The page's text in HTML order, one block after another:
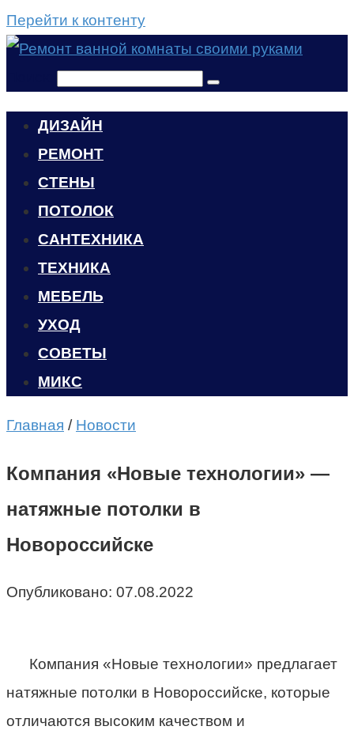
Перейти к контенту
ДИЗАЙН
РЕМОНТ
СТЕНЫ
ПОТОЛОК
САНТЕХНИКА
ТЕХНИКА
МЕБЕЛЬ
УХОД
CОВЕТЫ
МИКС
Главная / Новости
Компания «Новые технологии» —
натяжные потолки в
Новороссийске
Опубликовано: 07.08.2022
Компания «Новые технологии» предлагает
натяжные потолки в Новороссийске, которые
отличаются высоким качеством и